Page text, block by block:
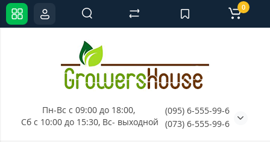
Пн-Вс с 09:00 до 18:00,
Сб с 10:00 до 15:30, Вс- выходной
(095) 6-555-99-6
(073) 6-555-99-6
0